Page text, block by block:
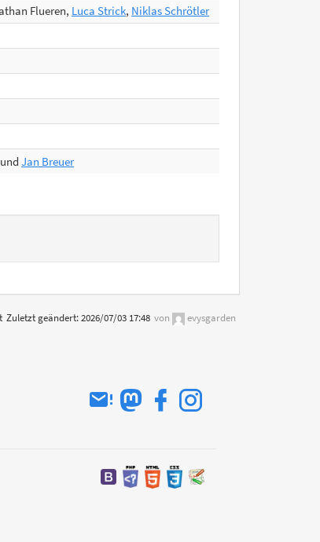
Flueren, Luca Strick, Niklas Schrötler
und Jan Breuer
Zuletzt geändert:2026/07/03 17:48 von evysgarden